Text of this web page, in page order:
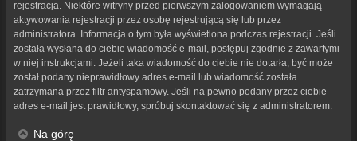
rejestracja. Niektóre witryny przed pierwszym zalogowaniem wymagają
aktywowania rejestracji przez osobę rejestrującą się lub przez
administratora. Informacja o tym była wyświetlona podczas rejestracji. Jeśli
została wysłana do ciebie wiadomość e-mail, postępuj zgodnie z zawartymi
w niej instrukcjami. Jeżeli taka wiadomość do ciebie nie dotarła, być może
został podany nieprawidłowy adres e-mail lub wiadomość została
zatrzymana przez filtr antyspamowy. Jeśli na pewno podany przez ciebie
adres e-mail jest prawidłowy, spróbuj skontaktować się z administratorem.
Na górę